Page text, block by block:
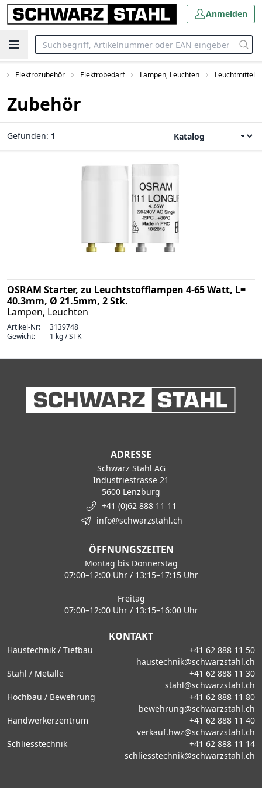
Anmelden
Elektrozubehör Elektrobedarf Lampen, Leuchten Leuchtmittel
Zubehör
Gefunden: 1
OSRAM Starter, zu Leuchtstofflampen 4-65 Watt, L=
40.3mm, Ø 21.5mm, 2 Stk.
Lampen, Leuchten
Artikel-Nr:
3139748
Gewicht:
1 kg / STK
ADRESSE
Schwarz Stahl AG
Industriestrasse 21
5600 Lenzburg
+41 (0)62 888 11 11
info@schwarzstahl.ch
ÖFFNUNGSZEITEN
Montag bis Donnerstag
07:00–12:00 Uhr / 13:15–17:15 Uhr
Freitag
07:00–12:00 Uhr / 13:15–16:00 Uhr
KONTAKT
Haustechnik / Tiefbau
+41 62 888 11 50
haustechnik@schwarzstahl.ch
Stahl / Metalle
+41 62 888 11 30
stahl@schwarzstahl.ch
Hochbau / Bewehrung
+41 62 888 11 80
bewehrung@schwarzstahl.ch
Handwerkerzentrum
+41 62 888 11 40
verkauf.hwz@schwarzstahl.ch
Schliesstechnik
+41 62 888 11 14
schliesstechnik@schwarzstahl.ch